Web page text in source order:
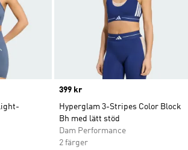
Price
399 kr
Hyperglam 3-Stripes Color Block
Bh med lätt stöd
Dam Performance
2 färger